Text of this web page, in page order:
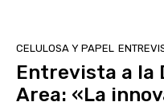
CELULOSA Y PAPEL
Entrevista a la
Area: «La